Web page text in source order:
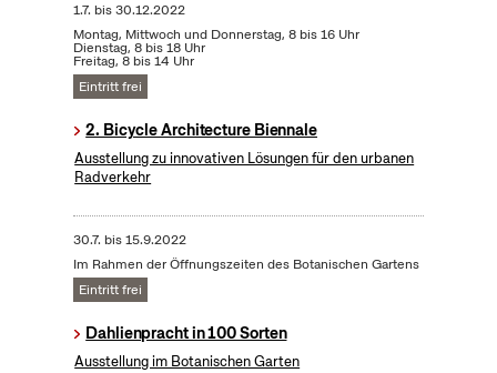
1.7. bis30.12.2022
Montag, Mittwoch und Donnerstag, 8 bis 16 Uhr
Dienstag, 8 bis 18 Uhr
Freitag, 8 bis 14 Uhr
Eintritt frei
2. Bicycle Architecture Biennale
Ausstellung zu innovativen Lösungen für den urbanen
Radverkehr
30.7. bis15.9.2022
Im Rahmen der Öffnungszeiten des Botanischen Gartens
Eintritt frei
Dahlienpracht in 100 Sorten
Ausstellung im Botanischen Garten